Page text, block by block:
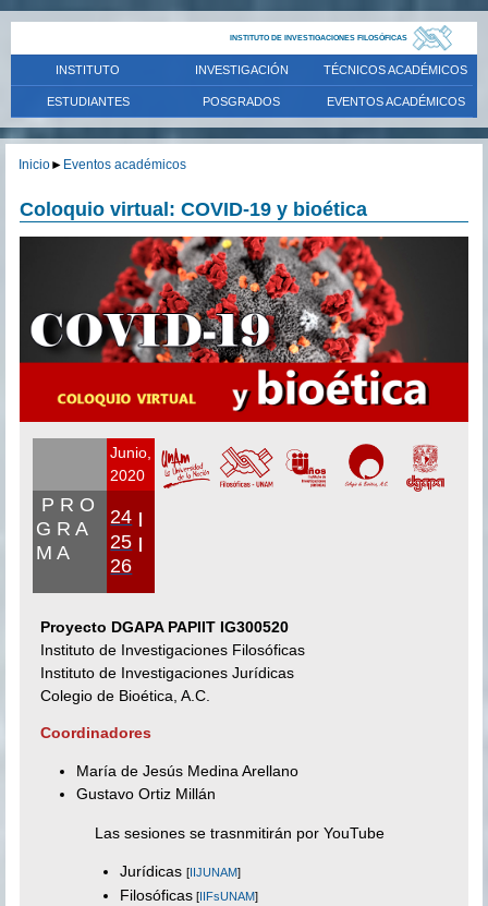
INSTITUTO DE INVESTIGACIONES FILOSÓFICAS
INSTITUTO INVESTIGACIÓN TÉCNICOS ACADÉMICOS
ESTUDIANTES POSGRADOS EVENTOS ACADÉMICOS
Inicio► Eventos académicos
Coloquio virtual: COVID-19 y bioética
Junio,
2020
P R O
G R A
M A
24 |
25 |
26
Proyecto DGAPA PAPIIT IG300520
Instituto de Investigaciones Filosóficas
Instituto de Investigaciones Jurídicas
Colegio de Bioética, A.C.
Coordinadores
María de Jesús Medina Arellano
Gustavo Ortiz Millán
Las sesiones se trasnmitirán por YouTube
Jurídicas[IIJUNAM]
Filosóficas [IIFsUNAM]